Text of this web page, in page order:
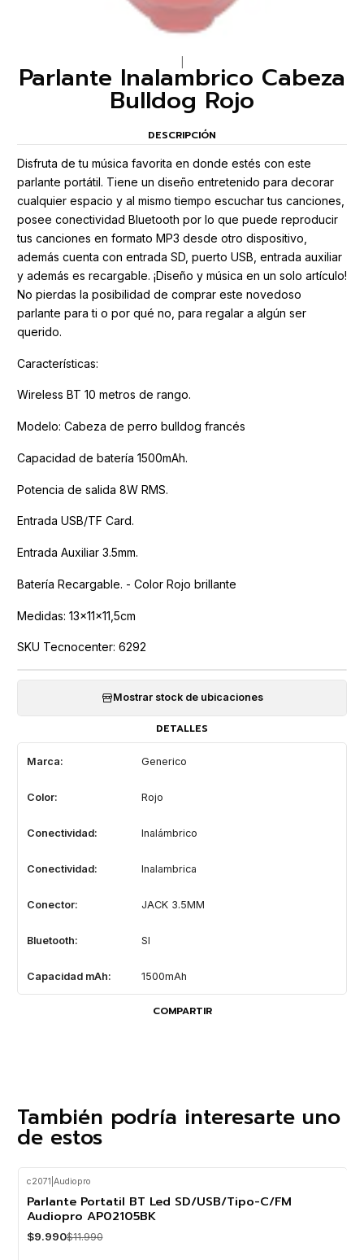
Parlante Inalambrico Cabeza
Bulldog Rojo
DESCRIPCIÓN
Disfruta de tu música favorita en donde estés con este
parlante portátil. Tiene un diseño entretenido para decorar
cualquier espacio y al mismo tiempo escuchar tus canciones,
posee conectividad Bluetooth por lo que puede reproducir
tus canciones en formato MP3 desde otro dispositivo,
además cuenta con entrada SD, puerto USB, entrada auxiliar
y además es recargable. ¡Diseño y música en un solo artículo!
No pierdas la posibilidad de comprar este novedoso
parlante para ti o por qué no, para regalar a algún ser
querido.
Características:
Wireless BT 10 metros de rango.
Modelo: Cabeza de perro bulldog francés
Capacidad de batería 1500mAh.
Potencia de salida 8W RMS.
Entrada USB/TF Card.
Entrada Auxiliar 3.5mm.
Batería Recargable. - Color Rojo brillante
Medidas: 13x11x11,5cm
SKU Tecnocenter: 6292
Mostrar stock de ubicaciones
DETALLES
Marca: Generico
Color: Rojo
Conectividad: Inalámbrico
Conectividad: Inalambrica
Conector: JACK 3.5MM
Bluetooth: SI
Capacidad mAh: 1500mAh
COMPARTIR
También podría interesarte uno
de estos
c2071 Audiopro
Parlante Portatil BT Led SD/USB/Tipo-C/FM
Audiopro AP02105BK
$9.990$11.990